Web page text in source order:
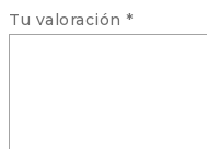
Tu valoración *